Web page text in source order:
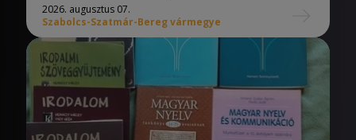
2026. augusztus 07.
Szabolcs-Szatmár-Bereg vármegye